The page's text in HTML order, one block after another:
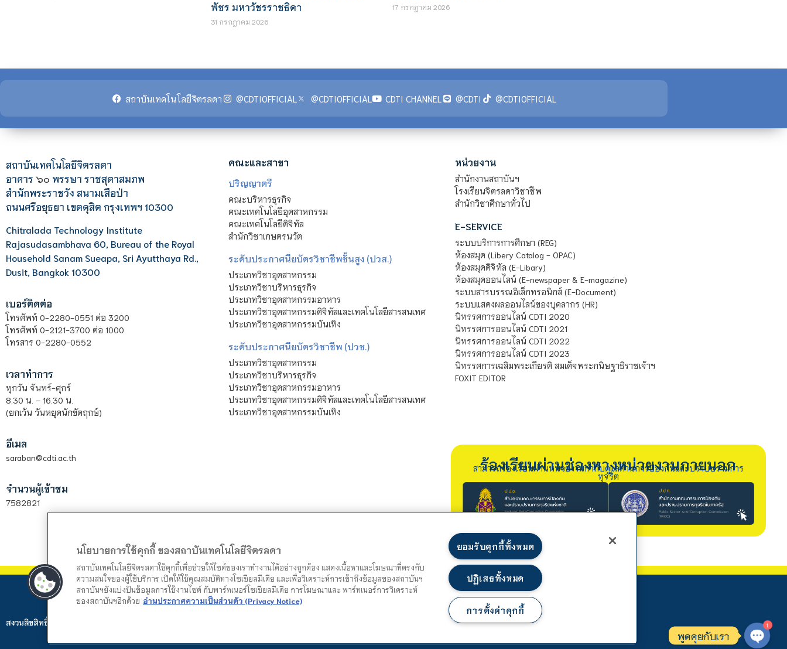
พัชร มหาวัชรราชธิดา
31 กรกฎาคม 2026
17 กรกฎาคม 2026
สถาบันเทคโนโลยีจิตรลดา @CDTIOFFICIAL @CDTIOFFICIAL CDTI CHANNEL @CDTI @CDTIOFFICIAL
สถาบันเทคโนโลยีจิตรลดา
อาคาร ๖๐ พรรษา ราชสุดาสมภพ
สำนักพระราชวัง สนามเสือป่า
ถนนศรีอยุธยา เขตดุสิต กรุงเทพฯ 10300
Chitralada Technology Institute
Rajasudasambhava 60, Bureau of the Royal
Household Sanam Sueapa, Sri Ayutthaya Rd.,
Dusit, Bangkok 10300
เบอร์ติดต่อ
โทรศัพท์ 0-2280-0551 ต่อ 3200
โทรศัพท์ 0-2121-3700 ต่อ 1000
โทรสาร 0-2280-0552
เวลาทำการ
ทุกวัน จันทร์-ศุกร์
8.30 น. – 16.30 น.
(ยกเว้น วันหยุดนักขัตฤกษ์)
อีเมล
saraban@cdti.ac.th
จำนวนผู้เข้าชม
7582821
คณะและสาขา
ปริญญาตรี
คณะบริหารธุรกิจ
คณะเทคโนโลยีอุตสาหกรรม
คณะเทคโนโลยีดิจิทัล
สำนักวิชาเกษตรนวัต
ระดับประกาศนียบัตรวิชาชีพชั้นสูง (ปวส.)
ประเภทวิชาอุตสาหกรรม
ประเภทวิชาบริหารธุรกิจ
ประเภทวิชาอุตสาหกรรมอาหาร
ประเภทวิชาอุตสาหกรรมดิจิทัลและเทคโนโลยีสารสนเทศ
ประเภทวิชาอุตสาหกรรมบันเทิง
ระดับประกาศนียบัตรวิชาชีพ (ปวช.)
ประเภทวิชาอุตสาหกรรม
ประเภทวิชาบริหารธุรกิจ
ประเภทวิชาอุตสาหกรรมอาหาร
ประเภทวิชาอุตสาหกรรมดิจิทัลและเทคโนโลยีสารสนเทศ
ประเภทวิชาอุตสาหกรรมบันเทิง
หน่วยงาน
สำนักงานสถาบันฯ
โรงเรียนจิตรลดาวิชาชีพ
สำนักวิชาศึกษาทั่วไป
E-SERVICE
ระบบบริการการศึกษา (REG)
ห้องสมุด (Libery Catalog - OPAC)
ห้องสมุดดิจิทัล (E-Libary)
ห้องสมุดออนไลน์ (E-newspaper & E-magazine)
ระบบสารบรรณอิเล็กทรอนิกส์ (E-Document)
ระบบแสดงผลออนไลน์ของบุคลากร (HR)
นิทรรศการออนไลน์ CDTI 2020
นิทรรศการออนไลน์ CDTI 2021
นิทรรศการออนไลน์ CDTI 2022
นิทรรศการออนไลน์ CDTI 2023
นิทรรศการเฉลิมพระเกียรติ สมเด็จพระกนิษฐาธิราชเจ้าฯ
FOXIT EDITOR
ร้องเรียนผ่านช่องทางหน่วยงานภายนอก
สามารถร้องเรียนผ่านหน่วยงานกำกับดูแลด้านการป้องกันและปราบปรามการ
ทุจริต
สงวนลิขสิทธิ์ © 2024 สถาบันเทคโนโลยีจิตรลดา. Web by นโยบายความเป็นส่วนตัว
พูดคุยกับเรา
1
นโยบายการใช้คุกกี้ ของสถาบันเทคโนโลยีจิตรลดา
สถาบันเทคโนโลยีจิตรลดาใช้คุกกี้เพื่อช่วยให้ไซต์ของเราทำงานได้อย่างถูกต้อง แสดงเนื้อหาและโฆษณาที่ตรงกับ
ความสนใจของผู้ใช้บริการ เปิดให้ใช้คุณสมบัติทางโซเชียลมีเดีย และเพื่อวิเคราะห์การเข้าถึงข้อมูลของสถาบันฯ
สถาบันฯยังแบ่งปันข้อมูลการใช้งานไซต์ กับพาร์ทเนอร์โซเชียลมีเดีย การโฆษณาและ พาร์ทเนอร์การวิเคราะห์
ของสถาบันฯอีกด้วย อ่านประกาศความเป็นส่วนตัว (Privacy Notice)
ยอมรับคุกกี้ทั้งหมด
ปฏิเสธทั้งหมด
การตั้งค่าคุกกี้